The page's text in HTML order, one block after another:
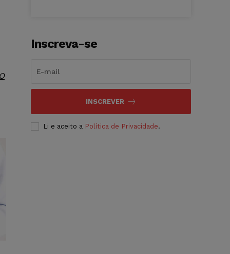
Inscreva-se
INSCREVER
Li e aceito a Política de Privacidade.